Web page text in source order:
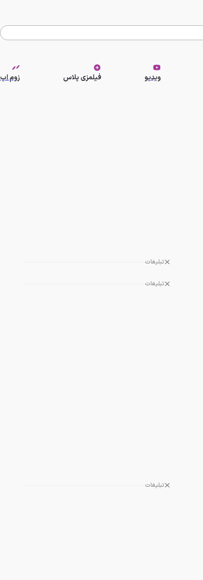
ویدیو فیلمزی پلاس زوم اپ
تبلیغات
تبلیغات
تبلیغات